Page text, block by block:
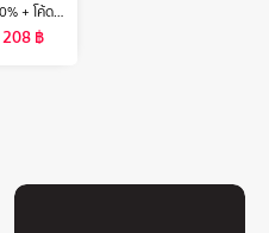
[ลดสูงสุด 50% + โค้ดลดเพิ่ม 20%]นีเวีย เอ็กซ์ตร้า ไบรท์ ซีแอนด์อี โรลออน 50 มล. 2 ชิ้น NIVEA
208฿